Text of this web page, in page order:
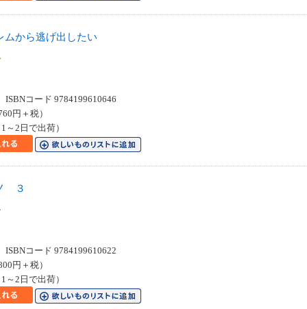
ムから逃げ出したい
コード 9784199610646
円＋税）
～2日で出荷）
３
コード 9784199610622
円＋税）
～2日で出荷）